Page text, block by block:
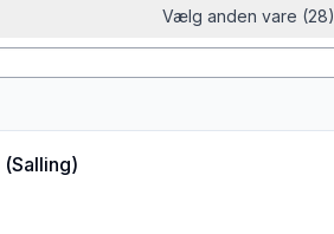
Vælg anden vare (28)
(Salling)